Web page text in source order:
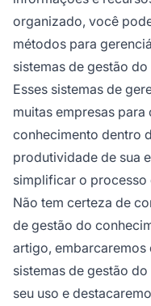
organizado, você
métodos para
sistemas de gestão
Esses sistemas de
muitas empresas
conhecimento dentro
produtividade de sua
simplificar o processo
Não tem certeza de
de gestão do
artigo, embarcaremos
sistemas de gestão
seu uso e